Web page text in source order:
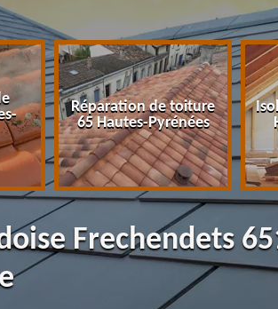
Réparation de toiture
65 Hautes-Pyrénées
Frechendets